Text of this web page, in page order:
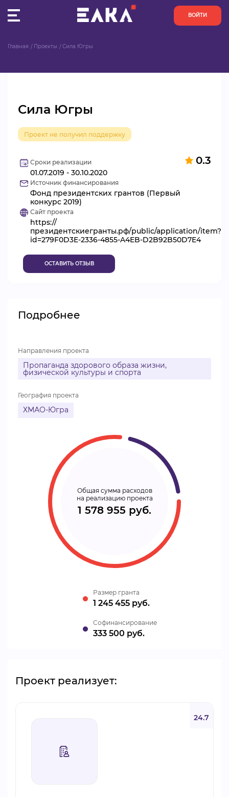
ВОЙТИ
ОРГАНИЗАЦИИ
АКТИВИСТЫ
ПРОЕКТЫ
АНАЛИТИКА
БАЗА ЗНАНИЙ
ВИДЕОКУРСЫ
Главная Проекты Сила Югры
Сила Югры
Проект не получил поддержку
0.3
Сроки реализации
01.07.2019 - 30.10.2020
Источник финансирования
Фонд президентских грантов (Первый
конкурс 2019)
Сайт проекта
https://
президентскиегранты.рф/public/application/item?
id=279F0D3E-2336-4855-A4EB-D2B92B50D7E4
ОСТАВИТЬ ОТЗЫВ
Подробнее
Направления проекта
Пропаганда здорового образа жизни,
физической культуры и спорта
География проекта
ХМАО-Югра
Общая сумма расходов
на реализацию проекта
1 578 955 руб.
Размер гранта
1 245 455 руб.
Cофинансирование
333 500 руб.
Проект реализует:
24.7